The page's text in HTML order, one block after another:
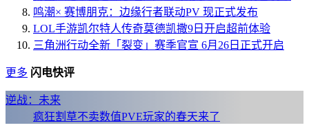
鸣潮× 赛博朋克：边缘行者联动PV 现正式发布
LOL手游凯尔特人传奇莫德凯撒9日开启超前体验
三角洲行动全新「裂变」赛季官宣 6月26日正式开启
更多 闪电快评
逆战：未来
疯狂割草不卖数值PVE玩家的春天来了